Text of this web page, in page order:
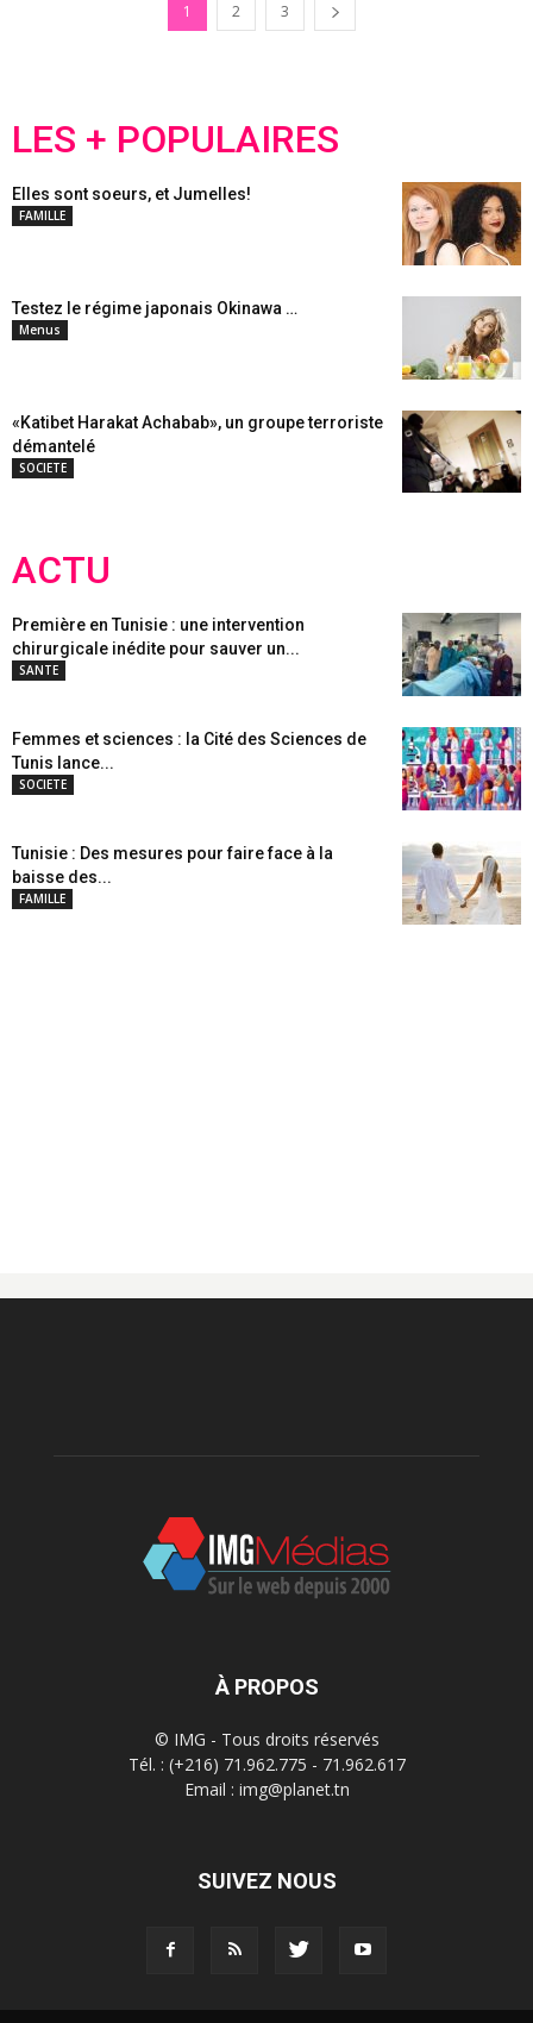
1 2 3
LES + POPULAIRES
Elles sont soeurs, et Jumelles!
FAMILLE
Testez le régime japonais Okinawa …
Menus
«Katibet Harakat Achabab», un groupe terroriste
démantelé
SOCIETE
ACTU
Première en Tunisie : une intervention
chirurgicale inédite pour sauver un...
SANTE
Femmes et sciences : la Cité des Sciences de
Tunis lance...
SOCIETE
Tunisie : Des mesures pour faire face à la
baisse des...
FAMILLE
À PROPOS
© IMG - Tous droits réservés
Tél. : (+216) 71.962.775 - 71.962.617
Email : img@planet.tn
SUIVEZ NOUS